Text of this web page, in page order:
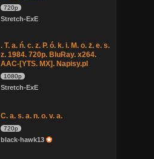
720p
Stretch-ExE
. T. a. ń. c. z. P. ó. k. i. M. o. ż. e. s.
z. 1984. 720p. BluRay. x264.
AAC-[YTS. MX]. Napisy.pl
1080p
Stretch-ExE
C. a. s. a. n. o. v. a.
720p
black-hawk13